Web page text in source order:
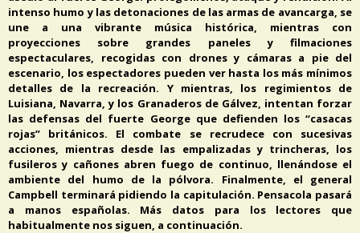
intenso humo y las detonaciones de las armas de avancarga, se
une a una vibrante música histórica, mientras con
proyecciones sobre grandes paneles y filmaciones
espectaculares, recogidas con drones y cámaras a pie del
escenario, los espectadores pueden ver hasta los más mínimos
detalles de la recreación. Y mientras, los regimientos de
Luisiana, Navarra, y los Granaderos de Gálvez, intentan forzar
las defensas del fuerte George que defienden los “casacas
rojas” británicos. El combate se recrudece con sucesivas
acciones, mientras desde las empalizadas y trincheras, los
fusileros y cañones abren fuego de continuo, llenándose el
ambiente del humo de la pólvora. Finalmente, el general
Campbell terminará pidiendo la capitulación. Pensacola pasará
a manos españolas. Más datos para los lectores que
habitualmente nos siguen, a continuación.